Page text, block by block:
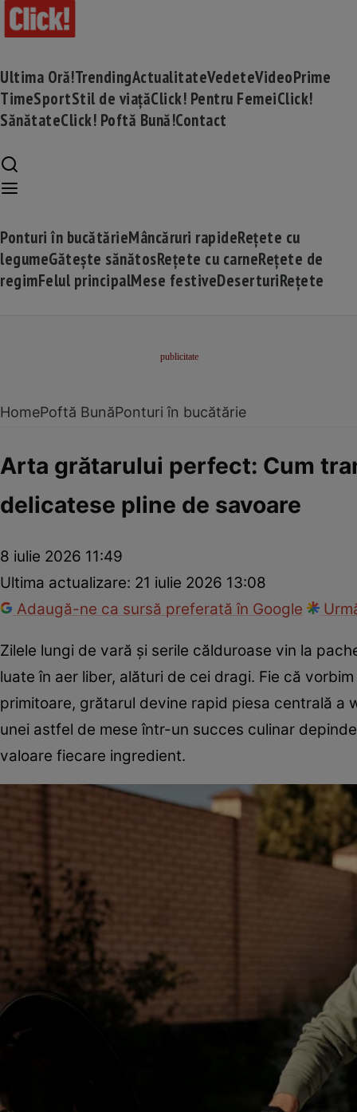
Ultima Oră!TrendingActualitateVedeteVideoPrime
TimeSportStil de viațăClick! Pentru FemeiClick!
SănătateClick! Poftă Bună!Contact
Ponturi în bucătărieMâncăruri rapideRețete cu
legumeGătește sănătosRețete cu carneRețete de
regimFelul principalMese festiveDeserturiRețete
HomePoftă BunăPonturi în bucătărie
Arta grătarului perfect: Cum
delicatese pline de savoare
8 iulie 2026 11:49
Ultima actualizare: 21 iulie 2026 13:08
Adaugă-ne ca sursă preferată în Google
Zilele lungi de vară și serile călduroase vin la
luate în aer liber, alături de cei dragi. Fie că
primitoare, grătarul devine rapid piesa centrală a
unei astfel de mese într-un succes culinar
valoare fiecare ingredient.